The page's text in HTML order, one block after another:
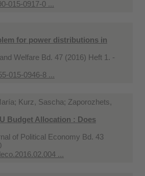
015-0917-0 ...
for power distributions in
Welfare Bd. 47 (2016) Heft 1. -
015-0946-8 ...
Kurz, Sascha; Zaporozhets,
Budget Allocation : Does
of Political Economy Bd. 43
...